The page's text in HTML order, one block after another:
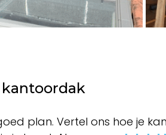
plan. Vertel ons hoe je